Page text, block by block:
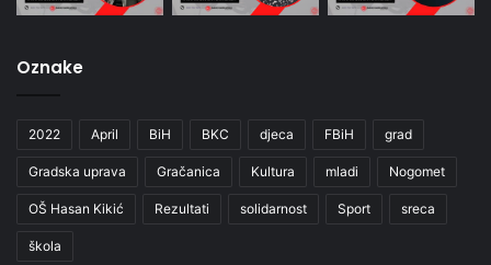
Oznake
2022 April BiH BKC djeca FBiH grad
Gradska uprava Gračanica Kultura mladi Nogomet
OŠ Hasan Kikić Rezultati solidarnost Sport sreca
škola